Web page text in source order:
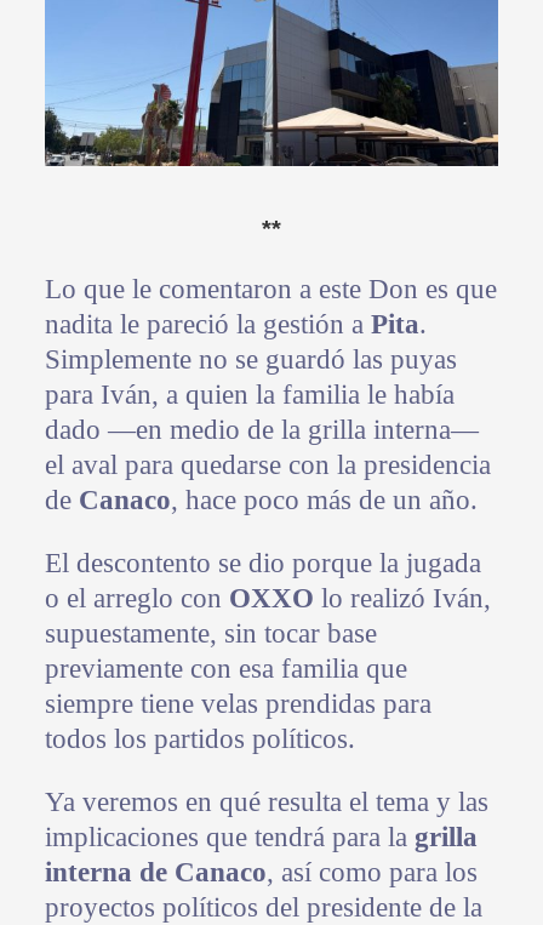
**
Lo que le comentaron a este Don es que
nadita le pareció la gestión a Pita.
Simplemente no se guardó las puyas
para Iván, a quien la familia le había
dado —en medio de la grilla interna—
el aval para quedarse con la presidencia
de Canaco, hace poco más de un año.
El descontento se dio porque la jugada
o el arreglo con OXXO lo realizó Iván,
supuestamente, sin tocar base
previamente con esa familia que
siempre tiene velas prendidas para
todos los partidos políticos.
Ya veremos en qué resulta el tema y las
implicaciones que tendrá para la grilla
interna de Canaco, así como para los
proyectos políticos del presidente de la